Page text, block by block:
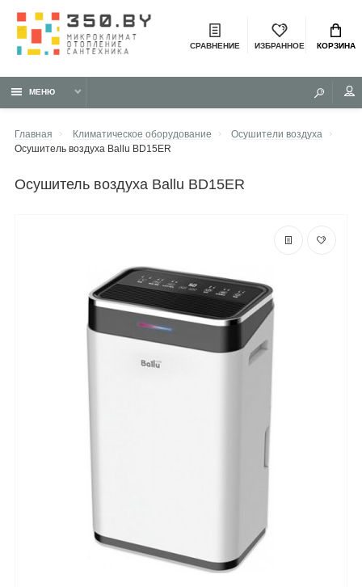
СРАВНЕНИЕ ИЗБРАННОЕ КОРЗИНА
МЕНЮ
Главная Климатическое оборудование
Осушители воздуха
Осушитель воздуха Ballu BD15ER
осушитель воздуха Ballu BD15ER